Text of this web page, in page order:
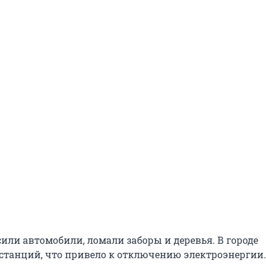
автомобили, ломали заборы и деревья. В городе
что привело к отключению электроэнергии.